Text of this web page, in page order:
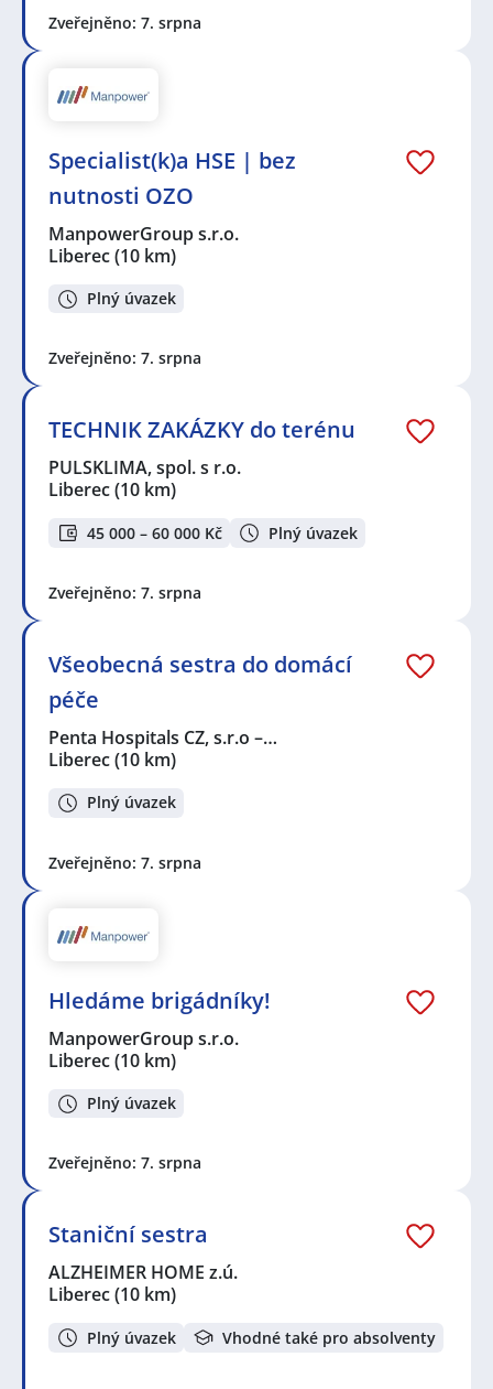
Zveřejněno: 7. srpna
Specialist(k)a HSE | bez
nutnosti OZO
ManpowerGroup s.r.o.
Liberec(10 km)
Plný úvazek
Zveřejněno: 7. srpna
TECHNIK ZAKÁZKY do terénu
PULSKLIMA, spol. s r.o.
Liberec(10 km)
45 000 – 60 000 Kč Plný úvazek
Zveřejněno: 7. srpna
Všeobecná sestra do domácí
péče
Penta Hospitals CZ, s.r.o –…
Liberec(10 km)
Plný úvazek
Zveřejněno: 7. srpna
Hledáme brigádníky!
ManpowerGroup s.r.o.
Liberec(10 km)
Plný úvazek
Zveřejněno: 7. srpna
Staniční sestra
ALZHEIMER HOME z.ú.
Liberec(10 km)
Plný úvazek Vhodné také pro absolventy